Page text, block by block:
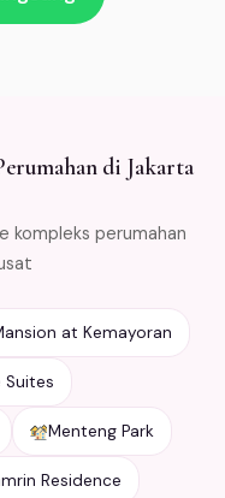
di Jakarta
kompleks perumahan
at Kemayoran
Suites
Menteng Park
Residence